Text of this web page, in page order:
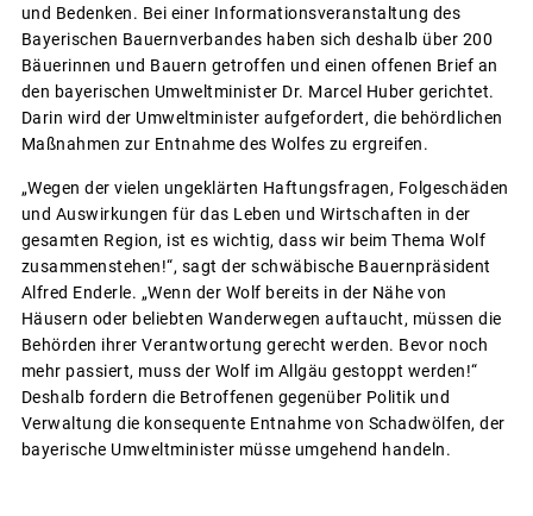
und Bedenken. Bei einer Informationsveranstaltung des
Bayerischen Bauernverbandes haben sich deshalb über 200
Bäuerinnen und Bauern getroffen und einen offenen Brief an
den bayerischen Umweltminister Dr. Marcel Huber gerichtet.
Darin wird der Umweltminister aufgefordert, die behördlichen
Maßnahmen zur Entnahme des Wolfes zu ergreifen.
„Wegen der vielen ungeklärten Haftungsfragen, Folgeschäden
und Auswirkungen für das Leben und Wirtschaften in der
gesamten Region, ist es wichtig, dass wir beim Thema Wolf
zusammenstehen!“, sagt der schwäbische Bauernpräsident
Alfred Enderle. „Wenn der Wolf bereits in der Nähe von
Häusern oder beliebten Wanderwegen auftaucht, müssen die
Behörden ihrer Verantwortung gerecht werden. Bevor noch
mehr passiert, muss der Wolf im Allgäu gestoppt werden!“
Deshalb fordern die Betroffenen gegenüber Politik und
Verwaltung die konsequente Entnahme von Schadwölfen, der
bayerische Umweltminister müsse umgehend handeln.